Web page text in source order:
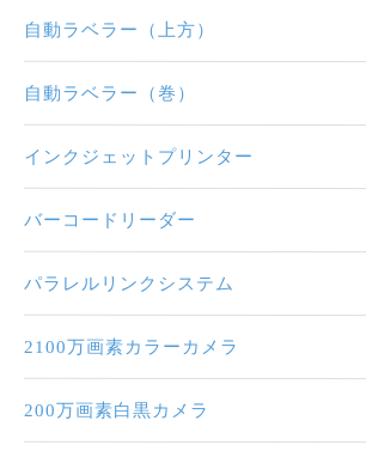
自動ラベラー（上方）
自動ラベラー（巻）
インクジェットプリンター
バーコードリーダー
パラレルリンクシステム
2100万画素カラーカメラ
200万画素白黒カメラ